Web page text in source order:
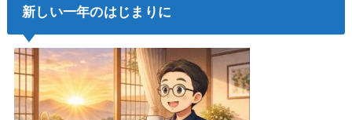
新しい一年のはじまりに